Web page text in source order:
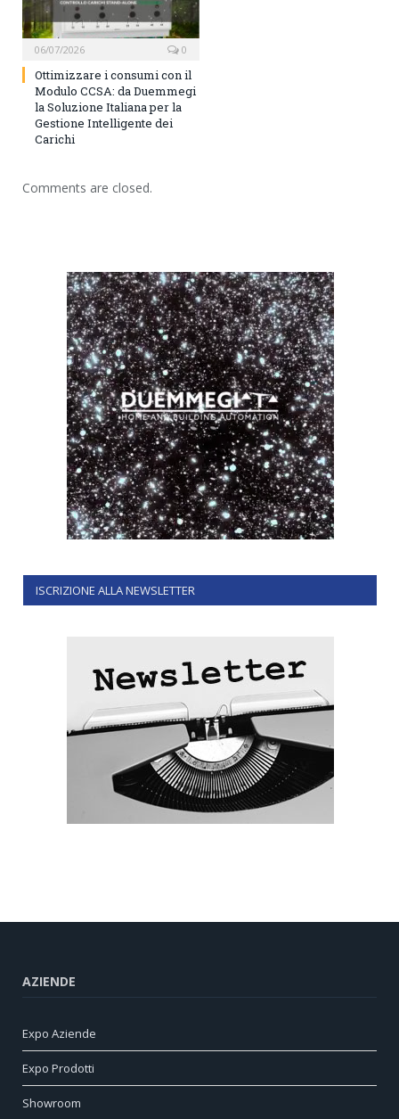
06/07/2026 0
Ottimizzare i consumi con il
Modulo CCSA: da Duemmegi
la Soluzione Italiana per la
Gestione Intelligente dei
Carichi
Comments are closed.
ISCRIZIONE ALLA NEWSLETTER
AZIENDE
Expo Aziende
Expo Prodotti
Showroom